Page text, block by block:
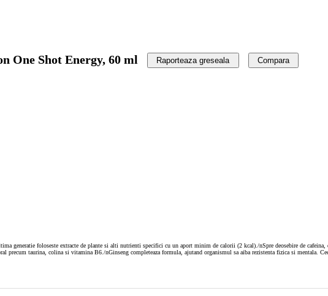
One Shot Energy, 60 ml Raporteaza greseala Compara
generatie foloseste extracte de plante si alti nutrienti specifici cu un aport minim de calorii (2 kcal)./nSpre deosebire de
taurina, colina si vitamina B6./nGinseng completeaza formula, ajutand organismul sa aiba rezistenta fizica si mentala.